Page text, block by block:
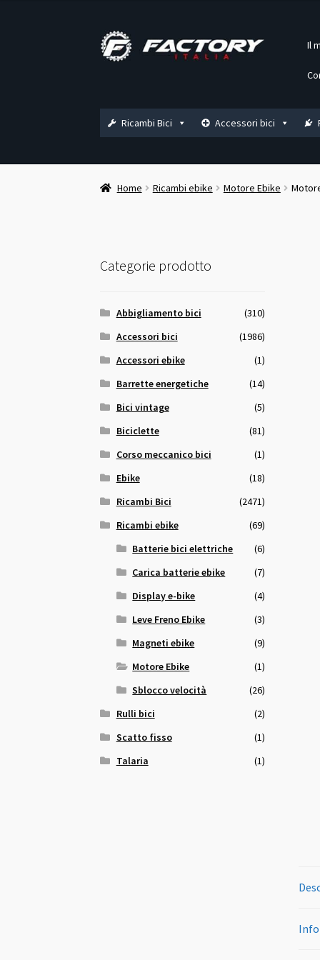
Vai
alla
Vai
al
Il
Ricambi Bici Accessori bici
Home Ricambi ebike Motore Ebike
Categorie prodotto
Abbigliamento bici
(310)
Accessori bici
(1986)
Accessori ebike
(1)
Barrette energetiche
(14)
Bici vintage
(5)
Biciclette
(81)
Corso meccanico bici
(1)
Ebike
(18)
Ricambi Bici
(2471)
Ricambi ebike
(69)
Batterie bici elettriche
(6)
Carica batterie ebike
(7)
Display e-bike
(4)
Leve Freno Ebike
(3)
Magneti ebike
(9)
Motore Ebike
(1)
Sblocco velocità
(26)
Rulli bici
(2)
Scatto fisso
(1)
Talaria
(1)